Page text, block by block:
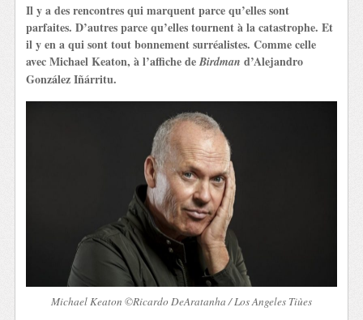
Il y a des rencontres qui marquent parce qu’elles sont
parfaites. D’autres parce qu’elles tournent à la catastrophe. Et
il y en a qui sont tout bonnement surréalistes. Comme celle
avec Michael Keaton, à l’affiche deBirdman d’Alejandro
González Iñárritu.
Michael Keaton ©Ricardo DeAratanha / Los Angeles Tiùes